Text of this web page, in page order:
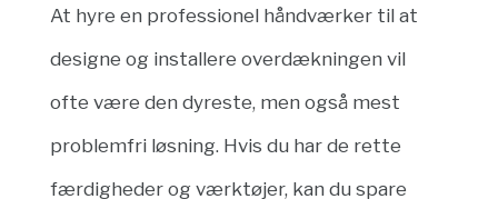
At hyre en professionel håndværker til at
designe og installere overdækningen vil
ofte være den dyreste, men også mest
problemfri løsning. Hvis du har de rette
færdigheder og værktøjer, kan du spare